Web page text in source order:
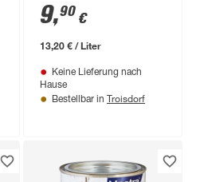
9,90 €
13,20 € / Liter
Keine Lieferung nach
Hause
Bestellbar in Troisdorf